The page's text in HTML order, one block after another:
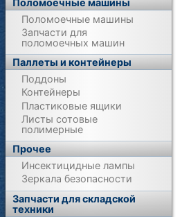
Поломоечные машины
Запчасти для
поломоечных машин
Паллеты и контейнеры
Поддоны
Контейнеры
Пластиковые ящики
Листы сотовые
полимерные
Прочее
Инсектицидные лампы
Зеркала безопасности
Запчасти для складской
техники